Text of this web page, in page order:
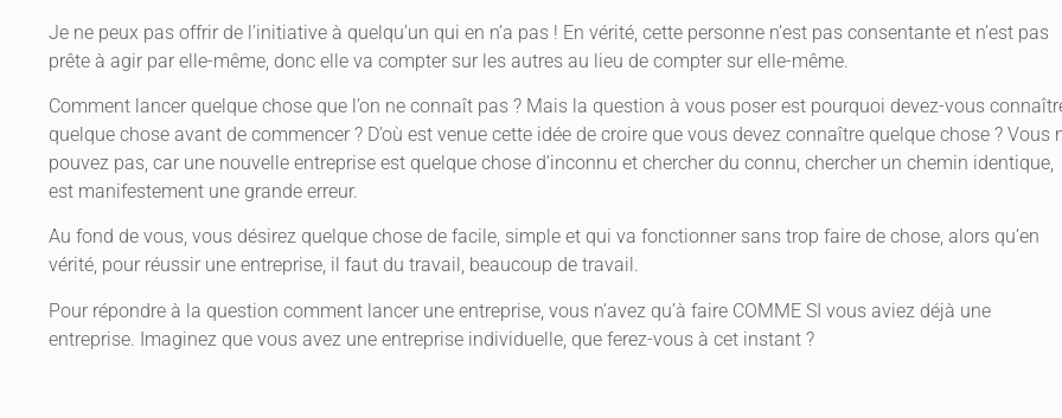
Je ne peux pas offrir de l’initiative à quelqu’un qui en n’a pas ! En vérité, cette personne n’est pas consentante et n’est pas
prête à agir par elle-même, donc elle va compter sur les autres au lieu de compter sur elle-même.
Comment lancer quelque chose que l’on ne connaît pas ? Mais la question à vous poser est pourquoi devez-vous
quelque chose avant de commencer ? D’où est venue cette idée de croire que vous devez connaître quelque chose ? Vous
pouvez pas, car une nouvelle entreprise est quelque chose d’inconnu et chercher du connu, chercher un chemin identique,
est manifestement une grande erreur.
Au fond de vous, vous désirez quelque chose de facile, simple et qui va fonctionner sans trop faire de chose, alors qu’en
vérité, pour réussir une entreprise, il faut du travail, beaucoup de travail.
Pour répondre à la question comment lancer une entreprise, vous n’avez qu’à faire COMME SI vous aviez déjà une
entreprise. Imaginez que vous avez une entreprise individuelle, que ferez-vous à cet instant ?